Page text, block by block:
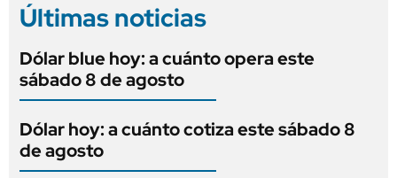
Últimas noticias
Dólar blue hoy: a cuánto opera este
sábado 8 de agosto
Dólar hoy: a cuánto cotiza este sábado 8
de agosto